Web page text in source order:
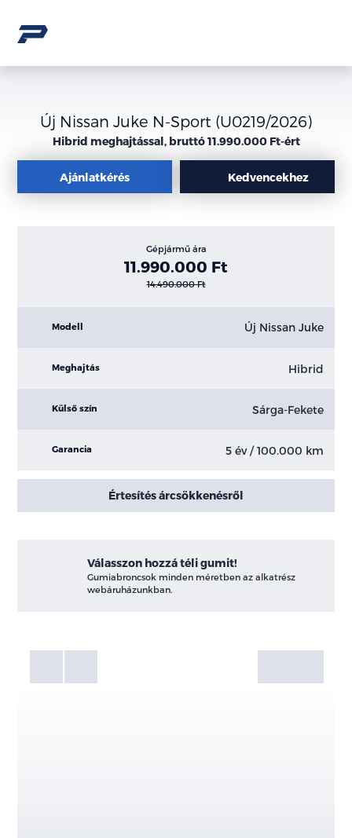
Új Nissan Juke N-Sport (U0219/2026)
Hibrid meghajtással, bruttó 11.990.000 Ft-ért
Ajánlatkérés Kedvencekhez
Gépjármű ára
11.990.000 Ft
14.490.000 Ft
Modell Új Nissan Juke
Meghajtás Hibrid
Külső szín Sárga-Fekete
Garancia 5 év / 100.000 km
Értesítés árcsökkenésről
Válasszon hozzá téli gumit!
Gumiabroncsok minden méretben az alkatrész
webáruházunkban.
Galéria